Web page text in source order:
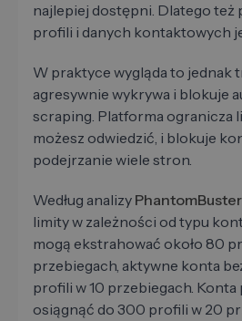
najlepiej dostępni. Dlatego też
profili i danych kontaktowych
W praktyce wygląda to jednak
agresywnie wykrywa i blokuje
scraping. Platforma ogranicza
możesz odwiedzić, i blokuje
podejrzanie wiele stron.
Według analizy PhantomBuster
limity w zależności od typu
mogą ekstrahować około 80
przebiegach, aktywne konta
profili w 10 przebiegach.
osiągnąć do 300 profili w 20